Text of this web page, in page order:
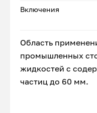
Включения
Область
промышленных
жидкостей с
частиц до 60 мм.